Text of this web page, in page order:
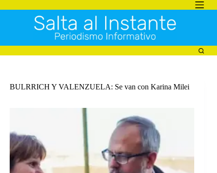
al
BULRRICH Y VALENZUELA: Se van con Karina Milei